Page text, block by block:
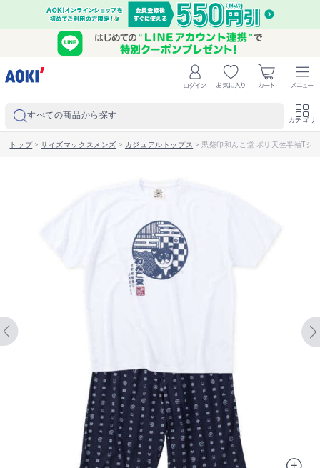
すべての商品から探す カテゴリ
トップ>サイズマックスメンズ > カジュアルトップス >黒柴印和んこ堂 ポリ天竺半袖Tシ